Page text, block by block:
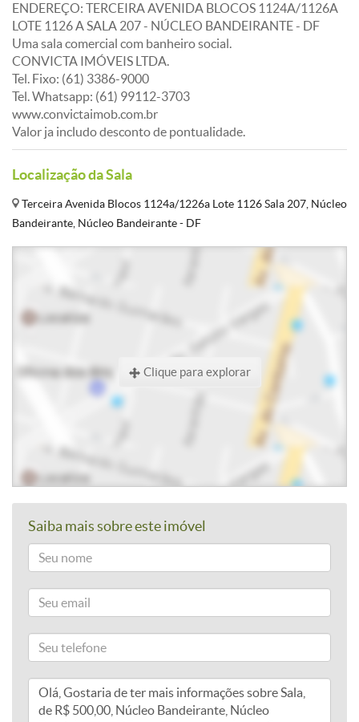
ENDEREÇO: TERCEIRA AVENIDA BLOCOS 1124A/1126A
LOTE 1126 A SALA 207 - NÚCLEO BANDEIRANTE - DF
Uma sala comercial com banheiro social.
CONVICTA IMÓVEIS LTDA.
Tel. Fixo: (61) 3386-9000
Tel. Whatsapp: (61) 99112-3703
www.convictaimob.com.br
Valor ja includo desconto de pontualidade.
Localização da Sala
Terceira Avenida Blocos 1124a/1226a Lote 1126 Sala 207, Núcleo
Bandeirante, Núcleo Bandeirante - DF
Clique para explorar
Saiba mais sobre este imóvel